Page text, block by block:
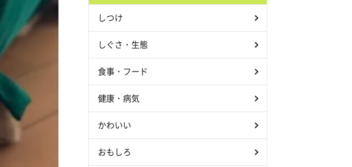
しつけ
しぐさ・生態
食事・フード
健康・病気
かわいい
おもしろ